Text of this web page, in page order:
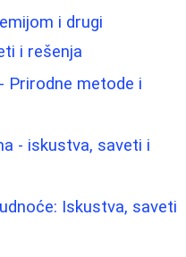
i drugi
i rešenja
Prirodne metode i
- iskustva, saveti i
Iskustva, saveti